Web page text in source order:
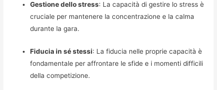
Gestione dello stress: La capacità di gestire lo stress è
cruciale per mantenere la concentrazione e la calma
durante la gara.
Fiducia in sé stessi: La fiducia nelle proprie capacità è
fondamentale per affrontare le sfide e i momenti difficili
della competizione.